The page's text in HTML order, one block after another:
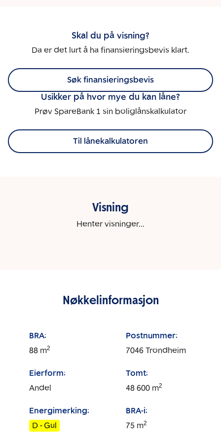
Skal du på visning?
Da er det lurt å ha finansieringsbevis klart.
Søk finansieringsbevis
Usikker på hvor mye du kan låne?
Prøv SpareBank 1 sin boliglånskalkulator
Til lånekalkulatoren
Visning
Henter visninger...
Nøkkelinformasjon
BRA:
88 m2
Postnummer:
7046 Trondheim
Eierform:
Andel
Tomt:
48 600 m2
Energimerking:
D - Gul
BRA-i:
75 m2